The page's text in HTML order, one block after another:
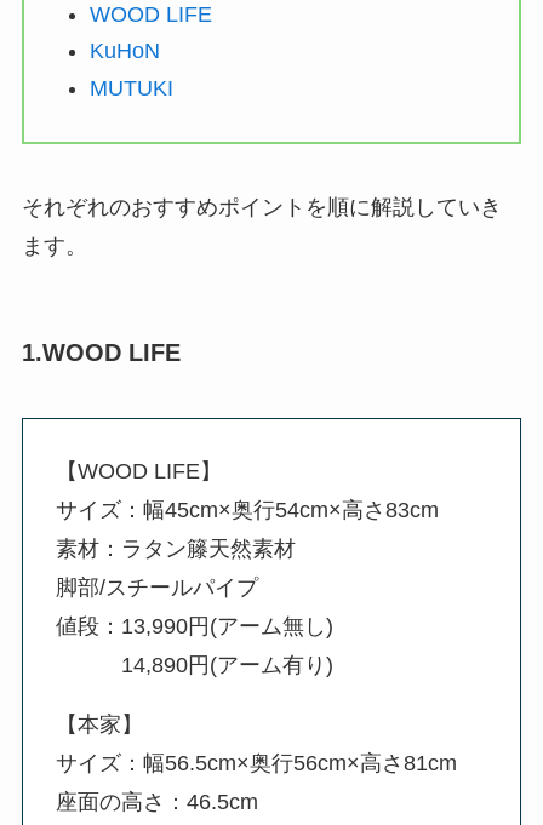
WOOD LIFE
KuHoN
MUTUKI
それぞれのおすすめポイントを順に解説していき
ます。
1.WOOD LIFE
【WOOD LIFE】
サイズ：幅45cm×奥行54cm×高さ83cm
素材：ラタン籐天然素材
脚部/スチールパイプ
値段：13,990円(アーム無し)
14,890円(アーム有り)
【本家】
サイズ：幅56.5cm×奥行56cm×高さ81cm
座面の高さ：46.5cm